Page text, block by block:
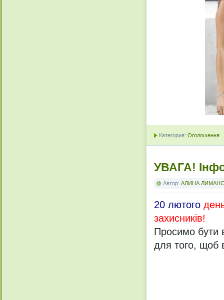
Категория: Оголошення
УВАГА!
Автор: АЛИНА
20 лютого
захисників!
Просимо бути
для того, щоб